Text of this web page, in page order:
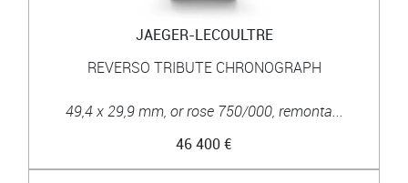
JAEGER-LECOULTRE
REVERSO TRIBUTE CHRONOGRAPH
49,4 x 29,9 mm, or rose 750/000, remonta...
46 400 €